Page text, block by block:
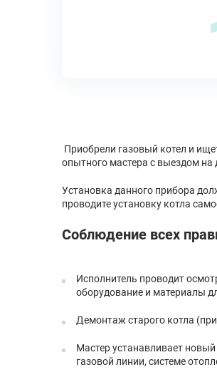
Приобрели газовый котел и
опытного мастера с выездом на
Установка данного прибора
проводите установку котла
Соблюдение всех
Исполнитель проводит
оборудование и материалы
Демонтаж старого котла
Мастер устанавливает
газовой линии, системе